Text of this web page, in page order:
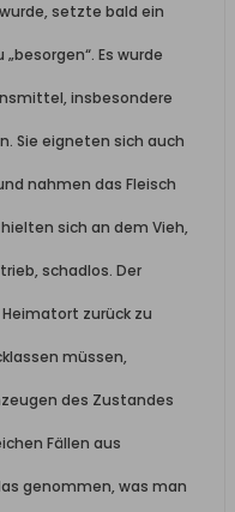
setzte bald ein
Es wurde
insbesondere
Sie eigneten sich auch
nahmen das Fleisch
sich an dem Vieh,
schadlos. Der
zurück zu
müssen,
des Zustandes
Fällen aus
genommen, was man